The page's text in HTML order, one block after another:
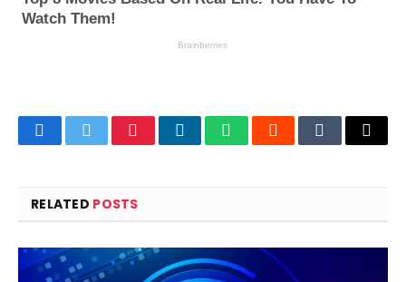
FacebookTwitterPinterestLinkedInWhatsAppRedditTumblrEmail
RELATED POSTS